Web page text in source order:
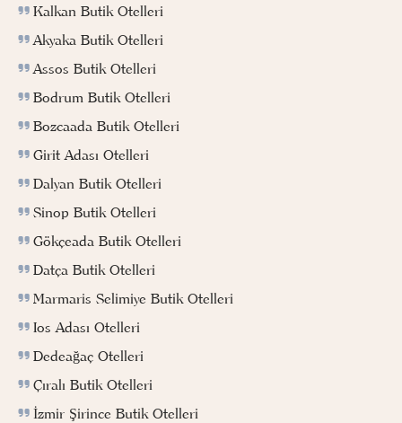
Kalkan Butik Otelleri
Akyaka Butik Otelleri
Assos Butik Otelleri
Bodrum Butik Otelleri
Bozcaada Butik Otelleri
Girit Adası Otelleri
Dalyan Butik Otelleri
Sinop Butik Otelleri
Gökçeada Butik Otelleri
Datça Butik Otelleri
Marmaris Selimiye Butik Otelleri
Ios Adası Otelleri
Dedeağaç Otelleri
Çıralı Butik Otelleri
İzmir Şirince Butik Otelleri